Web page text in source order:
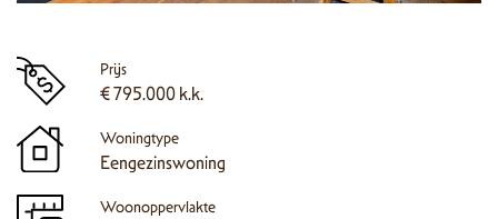
Prijs
€ 795.000 k.k.
Woningtype
Eengezinswoning
Woonoppervlakte